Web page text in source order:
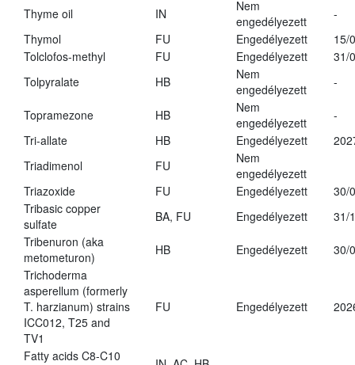
Thyme oil IN
Nem
engedélyezett
-
Thymol
FU Engedélyezett
15/
Tolclofos-methyl
FU Engedélyezett
31/
Tolpyralate
HB
Nem
engedélyezett
-
Topramezone HB
Nem
engedélyezett
-
Tri-allate
HB Engedélyezett
Triadimenol
FU
Nem
engedélyezett
Triazoxide
FU Engedélyezett
30/
Tribasic copper
sulfate
BA, FU Engedélyezett
31/
Tribenuron (aka
metometuron)
HB Engedélyezett
30/
Trichoderma
asperellum (formerly
T. harzianum) strains
ICC012, T25 and
TV1
FU Engedélyezett
Fatty acids C8-C10